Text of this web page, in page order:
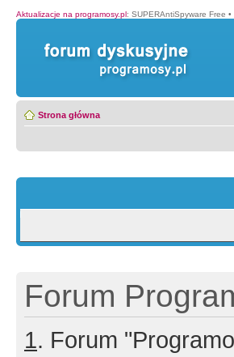
Aktualizacje na programosy.pl: SUPERAntiSpyware Free •
Strona główna
Forum
1. Forum